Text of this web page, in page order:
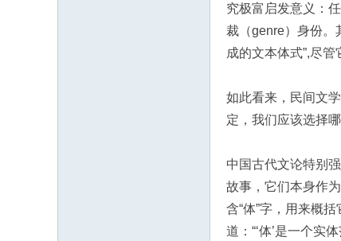
究极富启发意义：
裁（genre）身份。
成的文本体式”,尽管
如此看来，民间文
定，我们应该选择
中国古代文论特别
故事，它们本身作
含“体”字，用来概
道：“‘体’是一个实